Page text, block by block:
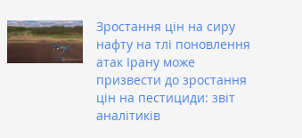
Зростання цін на сиру
нафту на тлі поновлення
атак Ірану може
призвести до зростання
цін на пестициди: звіт
аналітиків